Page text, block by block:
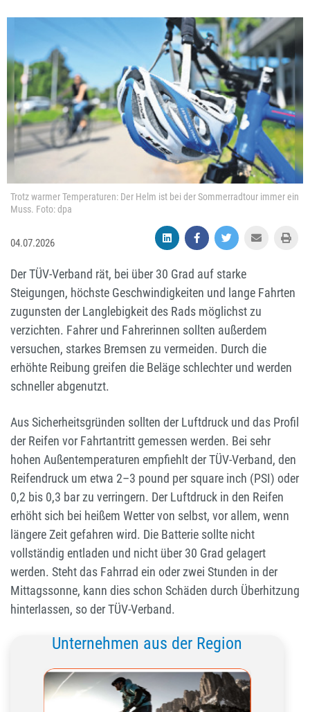
Trotz warmer Temperaturen: Der Helm ist bei der Sommerradtour immer ein
Muss. Foto: dpa
04.07.2026
Der TÜV-Verband rät, bei über 30 Grad auf starke
Steigungen, höchste Geschwindigkeiten und lange Fahrten
zugunsten der Langlebigkeit des Rads möglichst zu
verzichten. Fahrer und Fahrerinnen sollten außerdem
versuchen, starkes Bremsen zu vermeiden. Durch die
erhöhte Reibung greifen die Beläge schlechter und werden
schneller abgenutzt.
Aus Sicherheitsgründen sollten der Luftdruck und das Profil
der Reifen vor Fahrtantritt gemessen werden. Bei sehr
hohen Außentemperaturen empfiehlt der TÜV-Verband, den
Reifendruck um etwa 2–3 pound per square inch (PSI) oder
0,2 bis 0,3 bar zu verringern. Der Luftdruck in den Reifen
erhöht sich bei heißem Wetter von selbst, vor allem, wenn
längere Zeit gefahren wird. Die Batterie sollte nicht
vollständig entladen und nicht über 30 Grad gelagert
werden. Steht das Fahrrad ein oder zwei Stunden in der
Mittagssonne, kann dies schon Schäden durch Überhitzung
hinterlassen, so der TÜV-Verband.
Unternehmen aus der Region